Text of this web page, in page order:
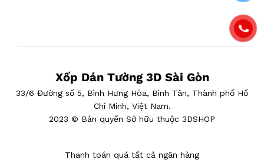
Xốp Dán Tường 3D Sài Gòn
33/6 Đường số 5, Bình Hưng Hòa, Bình Tân, Thành phố Hồ
Chí Minh, Việt Nam.
2023 © Bản quyền Sở hữu thuộc 3DSHOP
Thanh toán quá tất cả ngân hàng